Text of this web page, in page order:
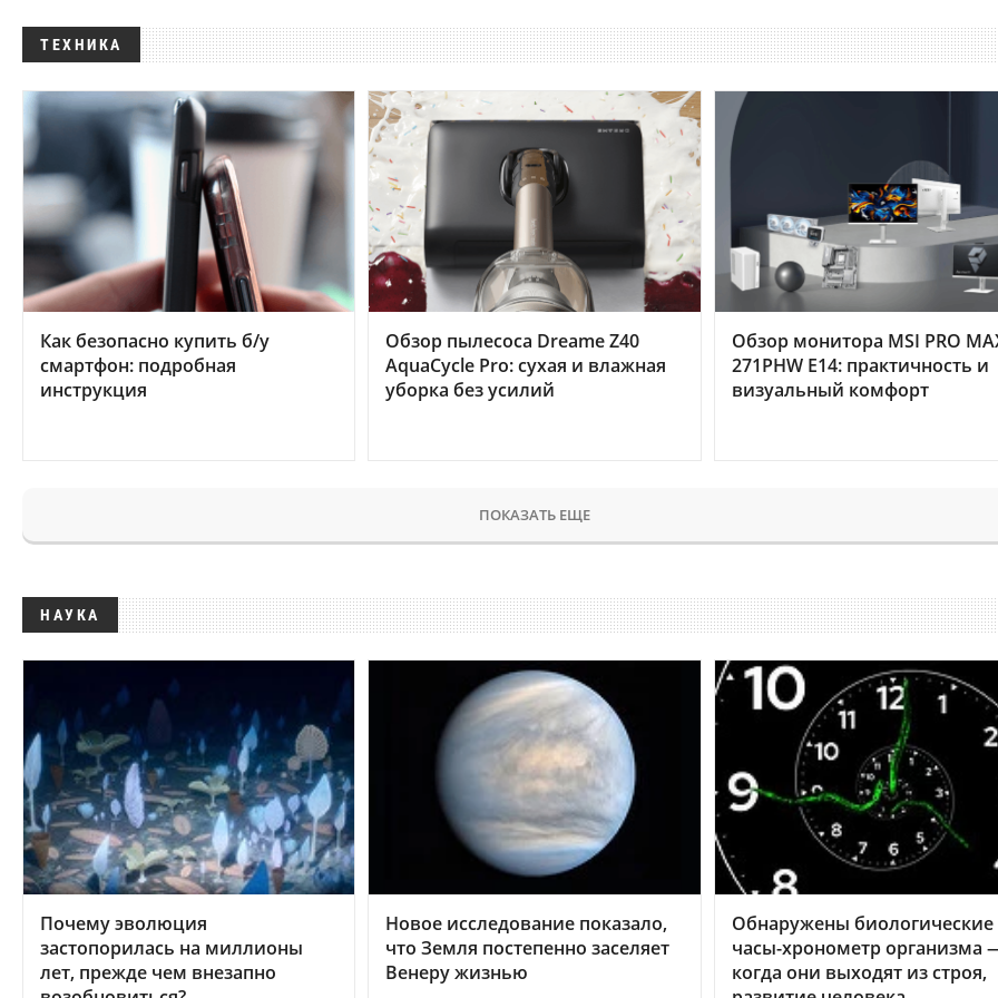
ТЕХНИКА
Как безопасно купить б/у
смартфон: подробная
инструкция
Обзор пылесоса Dreame Z40
AquaCycle Pro: сухая и влажная
уборка без усилий
Обзор монитора MSI PRO
271PHW E14: практичность и
визуальный комфорт
ПОКАЗАТЬ ЕЩЕ
НАУКА
Почему эволюция
застопорилась на миллионы
лет, прежде чем внезапно
Новое исследование показало,
что Земля постепенно заселяет
Венеру жизнью
Обнаружены биологические
часы-хронометр организма
когда они выходят из строя,